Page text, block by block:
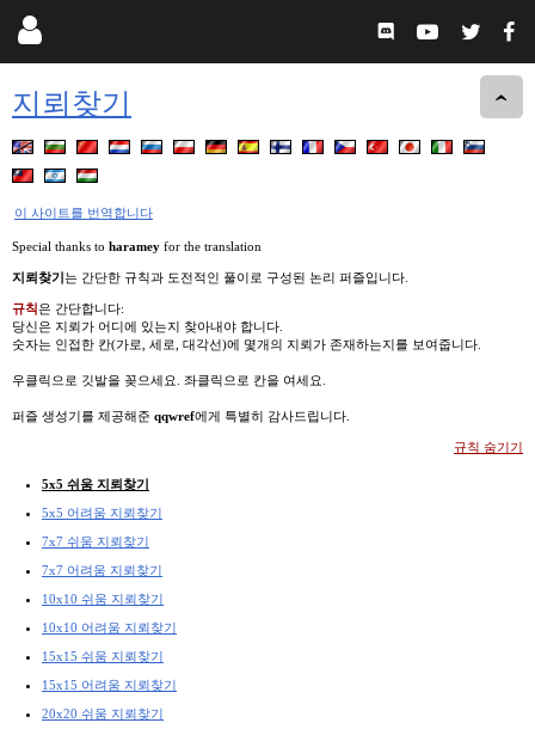
지뢰찾기
이 사이트를 번역합니다
Special thanks to haramey for the translation
지뢰찾기는 간단한 규칙과 도전적인 풀이로 구성된 논리 퍼즐입니다.
규칙은 간단합니다:
당신은 지뢰가 어디에 있는지 찾아내야 합니다.
숫자는 인접한 칸(가로, 세로, 대각선)에 몇개의 지뢰가 존재하는지를 보여줍니다.
우클릭으로 깃발을 꽂으세요. 좌클릭으로 칸을 여세요.
퍼즐 생성기를 제공해준 qqwref에게 특별히 감사드립니다.
규칙 숨기기
5x5 쉬움 지뢰찾기
5x5 어려움 지뢰찾기
7x7 쉬움 지뢰찾기
7x7 어려움 지뢰찾기
10x10 쉬움 지뢰찾기
10x10 어려움 지뢰찾기
15x15 쉬움 지뢰찾기
15x15 어려움 지뢰찾기
20x20 쉬움 지뢰찾기